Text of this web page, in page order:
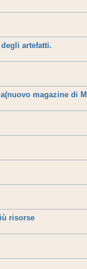
artefatti.
magazine di
risorse